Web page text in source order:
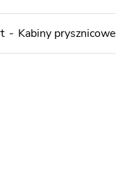
Kabiny prysznicowe